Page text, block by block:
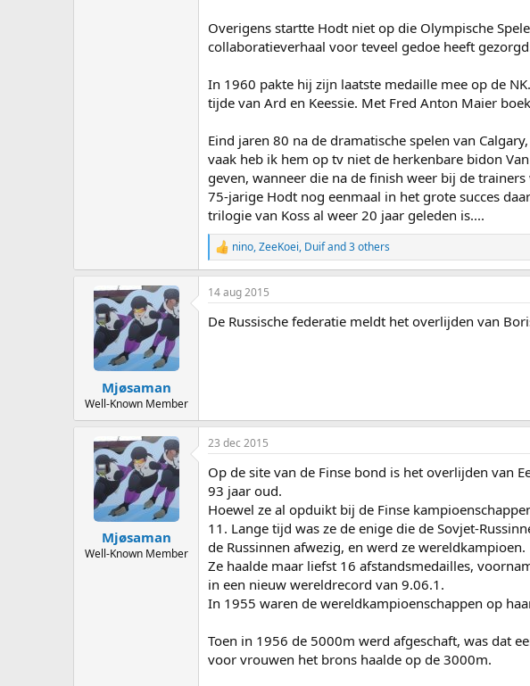
Overigens startte Hodt niet op die Olympische
collaboratieverhaal voor teveel gedoe heeft
In 1960 pakte hij zijn laatste medaille mee op de
tijde van Ard en Keessie. Met Fred Anton Maier
Eind jaren 80 na de dramatische spelen van
vaak heb ik hem op tv niet de herkenbare bidon
geven, wanneer die na de finish weer bij de
75-jarige Hodt nog eenmaal in het grote succes
trilogie van Koss al weer 20 jaar geleden is....
R
e
a
c
i
nino,ZeeKoei, Duifand 3 others
Mjøsaman
Well-Known Member
14 aug 2015
De Russische federatie meldt het overlijden van
Mjøsaman
Well-Known Member
23 dec 2015
Op de site van de Finse bond is het overlijden van
93 jaar oud.
Hoewel ze al opduikt bij de Finse
11. Lange tijd was ze de enige die de Sovjet-
de Russinnen afwezig, en werd ze wereldkampioen.
Ze haalde maar liefst 16 afstandsmedailles,
in een nieuw wereldrecord van 9.06.1.
In 1955 waren de wereldkampioenschappen op
Toen in 1956 de 5000m werd afgeschaft, was dat
voor vrouwen het brons haalde op de 3000m.